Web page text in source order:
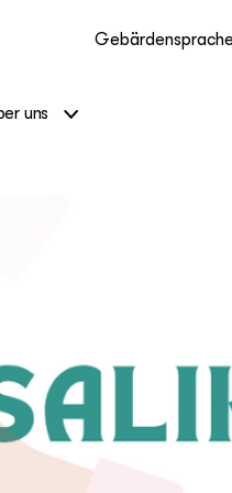
Gebärdensprache
uns